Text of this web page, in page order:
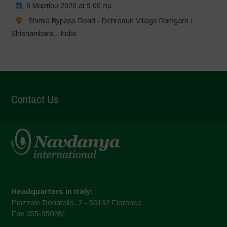
6 Μαρτίου 2026 at 9:00 πμ
Shimla Bypass Road - Dehradun Village Ramgarh /
Shishambara - India
Contact Us
Headquarters in Italy:
Piazzale Donatello, 2 - 50132 Florence
Fax 055-350281